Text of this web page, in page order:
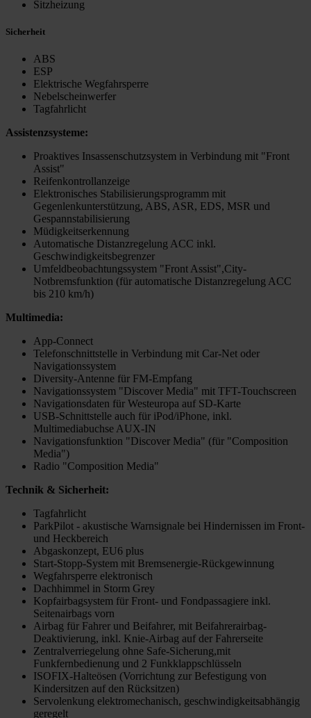
Sitzheizung
Sicherheit
ABS
ESP
Elektrische Wegfahrsperre
Nebelscheinwerfer
Tagfahrlicht
Assistenzsysteme:
Proaktives Insassenschutzsystem in Verbindung mit "Front
Assist"
Reifenkontrollanzeige
Elektronisches Stabilisierungsprogramm mit
Gegenlenkunterstützung, ABS, ASR, EDS, MSR und
Gespannstabilisierung
Müdigkeitserkennung
Automatische Distanzregelung ACC inkl.
Geschwindigkeitsbegrenzer
Umfeldbeobachtungssystem "Front Assist",City-
Notbremsfunktion (für automatische Distanzregelung ACC
bis 210 km/h)
Multimedia:
App-Connect
Telefonschnittstelle in Verbindung mit Car-Net oder
Navigationssystem
Diversity-Antenne für FM-Empfang
Navigationssystem "Discover Media" mit TFT-Touchscreen
Navigationsdaten für Westeuropa auf SD-Karte
USB-Schnittstelle auch für iPod/iPhone, inkl.
Multimediabuchse AUX-IN
Navigationsfunktion "Discover Media" (für "Composition
Media")
Radio "Composition Media"
Technik & Sicherheit:
Tagfahrlicht
ParkPilot - akustische Warnsignale bei Hindernissen im Front-
und Heckbereich
Abgaskonzept, EU6 plus
Start-Stopp-System mit Bremsenergie-Rückgewinnung
Wegfahrsperre elektronisch
Dachhimmel in Storm Grey
Kopfairbagsystem für Front- und Fondpassagiere inkl.
Seitenairbags vorn
Airbag für Fahrer und Beifahrer, mit Beifahrerairbag-
Deaktivierung, inkl. Knie-Airbag auf der Fahrerseite
Zentralverriegelung ohne Safe-Sicherung,mit
Funkfernbedienung und 2 Funkklappschlüsseln
ISOFIX-Halteösen (Vorrichtung zur Befestigung von
Kindersitzen auf den Rücksitzen)
Servolenkung elektromechanisch, geschwindigkeitsabhängig
geregelt